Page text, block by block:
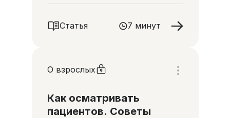
Статья 7 минут
О взрослых
Как осматривать
пациентов. Советы